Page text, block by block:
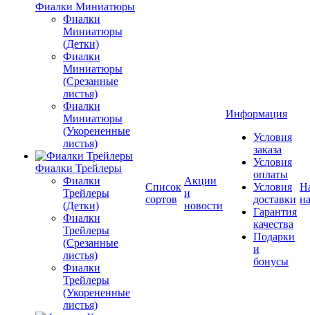
Фиалки Миниатюры
Фиалки
Миниатюры
(Детки)
Фиалки
Миниатюры
(Срезанные
листья)
Фиалки
Миниатюры
(Укорененные
листья)
Фиалки Трейлеры
Фиалки
Трейлеры
(Детки)
Фиалки
Трейлеры
(Срезанные
листья)
Фиалки
Трейлеры
(Укорененные
листья)
Список
сортов
Акции
и
новости
Информация
Условия
заказа
Условия
оплаты
Условия
доставки
Гарантия
качества
Подарки
и
бонусы